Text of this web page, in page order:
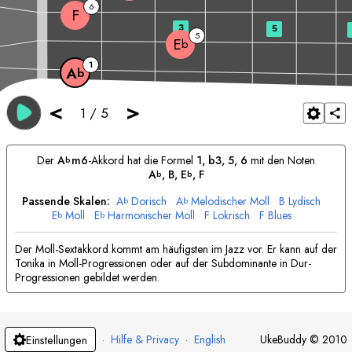
< 1 / 5 >
Ab 1
Eb 5
F 6
3 5
DerAbm6-Akkord hat die Formel 1, b3, 5, 6 mit den Noten
Ab, B, Eb, F
Passende Skalen: Ab Dorisch Ab Melodischer Moll B Lydisch
Eb Moll Eb Harmonischer Moll F Lokrisch F Blues
Der Moll-Sextakkord kommt am häufigsten im Jazz vor. Er kann auf der
Tonika in Moll-Progressionen oder auf der Subdominante in Dur-
Progressionen gebildet werden.
Einstellungen · Hilfe & Privacy · English UkeBuddy © 2010